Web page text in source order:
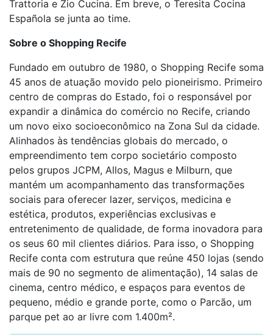
Trattoria e Zio Cucina. Em breve, o Teresita Cocina
Española se junta ao time.
Sobre o Shopping Recife
Fundado em outubro de 1980, o Shopping Recife soma
45 anos de atuação movido pelo pioneirismo. Primeiro
centro de compras do Estado, foi o responsável por
expandir a dinâmica do comércio no Recife, criando
um novo eixo socioeconômico na Zona Sul da cidade.
Alinhados às tendências globais do mercado, o
empreendimento tem corpo societário composto
pelos grupos JCPM, Allos, Magus e Milburn, que
mantém um acompanhamento das transformações
sociais para oferecer lazer, serviços, medicina e
estética, produtos, experiências exclusivas e
entretenimento de qualidade, de forma inovadora para
os seus 60 mil clientes diários. Para isso, o Shopping
Recife conta com estrutura que reúne 450 lojas (sendo
mais de 90 no segmento de alimentação), 14 salas de
cinema, centro médico, e espaços para eventos de
pequeno, médio e grande porte, como o Parcão, um
parque pet ao ar livre com 1.400m².